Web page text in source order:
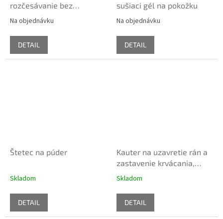
rozčesávanie bez
vytrhávania
Na objednávku
DETAIL
sušiaci gél na pokožku
Na objednávku
DETAIL
Štetec na púder
Skladom
DETAIL
Kauter na uzavretie rán a
zastavenie krvácania,
vymeniteľné batérie
Skladom
DETAIL